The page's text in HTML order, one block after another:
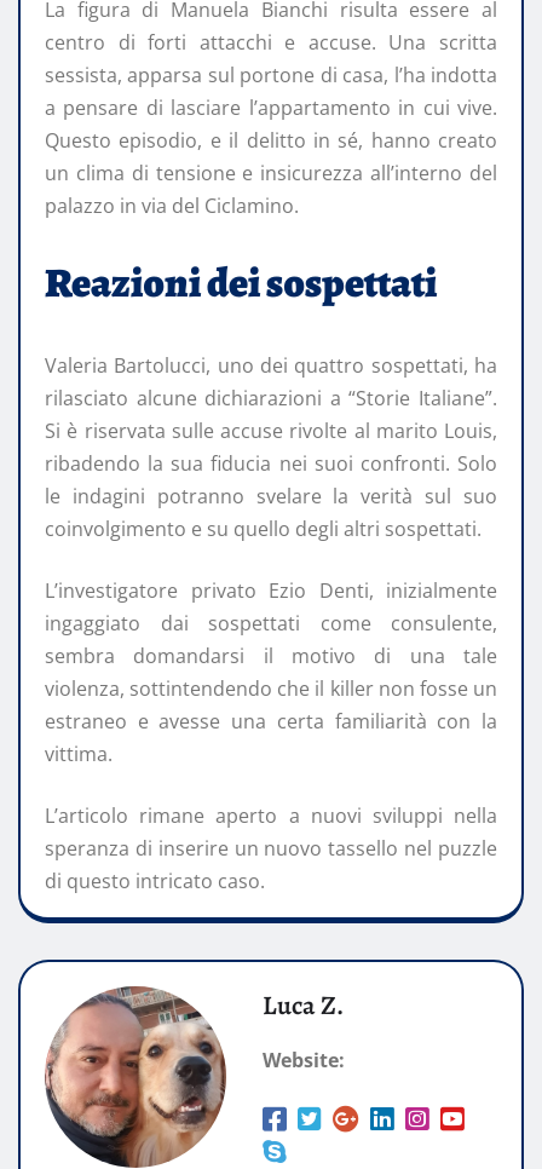
La figura di Manuela Bianchi risulta essere al
centro di forti attacchi e accuse. Una scritta
sessista, apparsa sul portone di casa, l’ha indotta
a pensare di lasciare l’appartamento in cui vive.
Questo episodio, e il delitto in sé, hanno creato
un clima di tensione e insicurezza all’interno del
palazzo in via del Ciclamino.
Reazioni dei sospettati
Valeria Bartolucci, uno dei quattro sospettati, ha
rilasciato alcune dichiarazioni a “Storie Italiane”.
Si è riservata sulle accuse rivolte al marito Louis,
ribadendo la sua fiducia nei suoi confronti. Solo
le indagini potranno svelare la verità sul suo
coinvolgimento e su quello degli altri sospettati.
L’investigatore privato Ezio Denti, inizialmente
ingaggiato dai sospettati come consulente,
sembra domandarsi il motivo di una tale
violenza, sottintendendo che il killer non fosse un
estraneo e avesse una certa familiarità con la
vittima.
L’articolo rimane aperto a nuovi sviluppi nella
speranza di inserire un nuovo tassello nel puzzle
di questo intricato caso.
Luca Z.
Website: